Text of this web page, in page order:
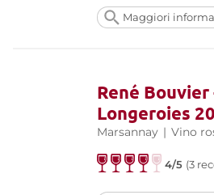
Maggiori
René
Longeroies
Marsannay | Vino
4/5 (3